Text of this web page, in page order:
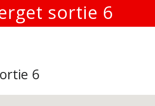
sortie 6
6